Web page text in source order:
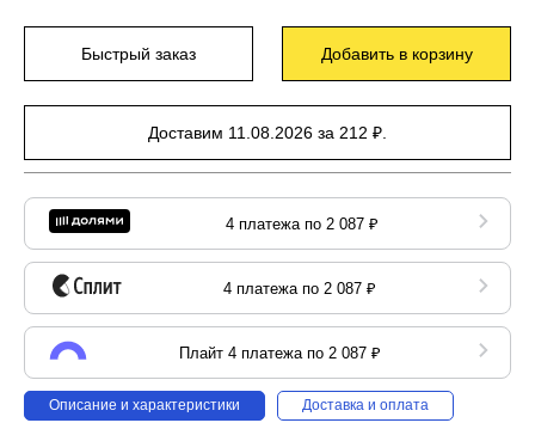
Быстрый заказ Добавить в корзину
Доставим 11.08.2026 за 212 ₽.
4 платежа по 2 087 ₽
4 платежа по 2 087 ₽
Плайт 4 платежа по 2 087 ₽
Описание и характеристики Доставка и оплата